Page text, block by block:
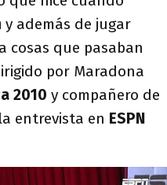
y además de jugar
cosas que pasaban
por Maradona
2010 y compañero de
entrevista en ESPN